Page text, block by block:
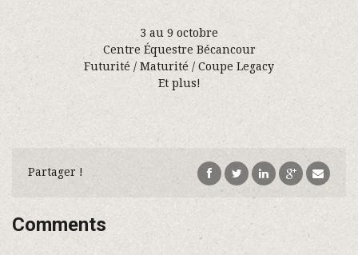
3 au 9 octobre
Centre Équestre Bécancour
Futurité / Maturité / Coupe Legacy
Et plus!
Partager !
Comments